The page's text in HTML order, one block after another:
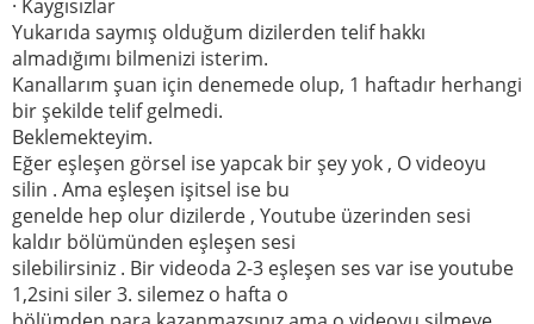
· Kaygısızlar
Yukarıda saymış olduğum dizilerden telif hakkı
almadığımı bilmenizi isterim.
Kanallarım şuan için denemede olup, 1 haftadır herhangi
bir şekilde telif gelmedi.
Beklemekteyim.
Eğer eşleşen görsel ise yapcak bir şey yok , O videoyu
silin . Ama eşleşen işitsel ise bu
genelde hep olur dizilerde , Youtube üzerinden sesi
kaldır bölümünden eşleşen sesi
silebilirsiniz . Bir videoda 2-3 eşleşen ses var ise youtube
1,2sini siler 3. silemez o hafta o